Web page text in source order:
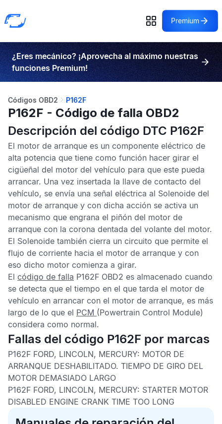
Premium
¿Eres mecánico? ¡Aprovecha al máximo nuestras
funciones Premium!
Códigos OBD2 P162F
P162F - Código de falla OBD2
Descripción del código DTC P162F
El motor de arranque es un componente eléctrico de
alta potencia que tiene como función hacer girar el
cigüeñal del motor del vehículo para que este pueda
arrancar. Una vez insertada la llave de contacto del
vehículo, se envía una señal eléctrica al Solenoide del
motor de arranque y con dicha acción se activa un
mecanismo que engrana el piñón del motor de
arranque con la corona dentada del volante del motor.
El Solenoide también cierra un circuito que permite el
flujo de corriente hacia el motor de arranque y con
eso dicho motor comienza a girar.
El código de falla P162F OBD2 es almacenado cuando
se detecta que el tiempo en el que tarda el motor de
vehículo en arrancar con el motor de arranque, es más
largo de lo que el PCM (Powertrain Control Module)
considera como normal.
Fallas del código P162F por marcas
P162F FORD, LINCOLN, MERCURY: MOTOR DE
ARRANQUE DESHABILITADO. TIEMPO DE GIRO DEL
MOTOR DEMASIADO LARGO
P162F FORD, LINCOLN, MERCURY: STARTER MOTOR
DISABLED ENGINE CRANK TIME TOO LONG